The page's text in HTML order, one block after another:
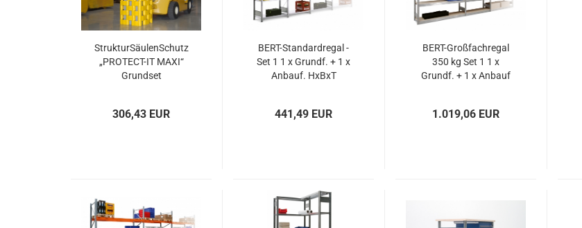
StrukturSäulenSchutz
„PROTECT-IT MAXI“
Grundset
306,43 EUR
BERT-Standardregal -
Set 1 1 x Grundf. + 1 x
Anbauf. HxBxT
441,49 EUR
BERT-Großfachregal
350 kg Set 1 1 x
Grundf. + 1 x Anbauf
1.019,06 EUR